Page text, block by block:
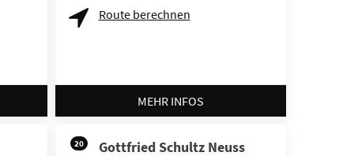
Route berechnen
MEHR INFOS
20 Gottfried Schultz Neuss